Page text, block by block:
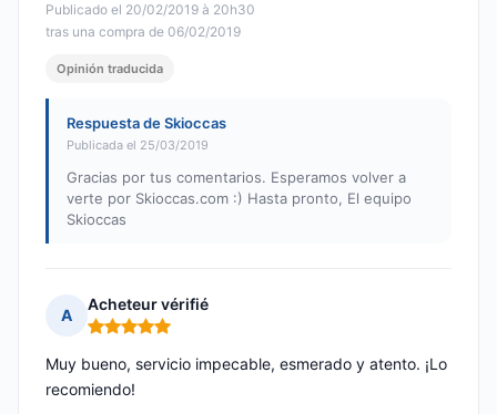
Publicado el 20/02/2019 à 20h30
tras una compra de 06/02/2019
Opinión traducida
Respuesta de Skioccas
Publicada el 25/03/2019
Gracias por tus comentarios. Esperamos volver a
verte por Skioccas.com :) Hasta pronto, El equipo
Skioccas
A
Acheteur vérifié
Nota: 5 de 5
Muy bueno, servicio impecable, esmerado y atento. ¡Lo
recomiendo!